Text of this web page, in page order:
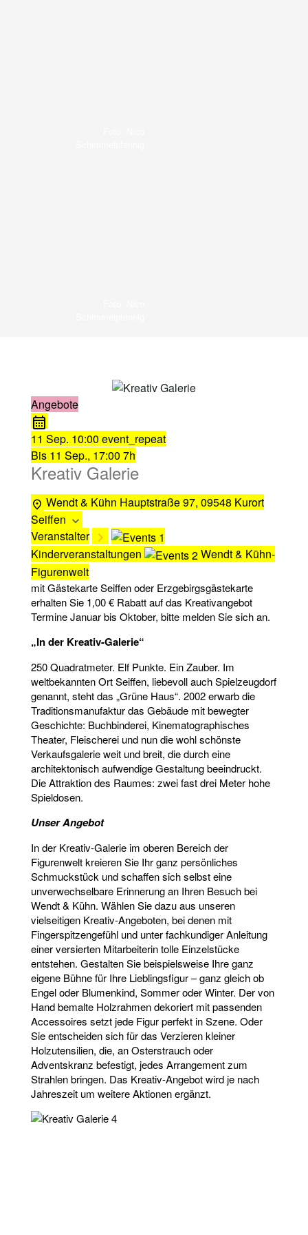
Angebote
11 Sep. 10:00 event_repeat
Bis 11 Sep., 17:00 7h
Kreativ Galerie
Wendt & Kühn Hauptstraße 97, 09548 Kurort
Seiffen
Veranstalter
Kinderveranstaltungen
Wendt & Kühn-
Figurenwelt
mit Gästekarte Seiffen oder Erzgebirgsgästekarte
erhalten Sie 1,00 € Rabatt auf das Kreativangebot
Termine Januar bis Oktober, bitte melden Sie sich an.
„In der Kreativ-Galerie“
250 Quadratmeter. Elf Punkte. Ein Zauber. Im
weltbekannten Ort Seiffen, liebevoll auch Spielzeugdorf
genannt, steht das „Grüne Haus“. 2002 erwarb die
Traditionsmanufaktur das Gebäude mit bewegter
Geschichte: Buchbinderei, Kinematographisches
Theater, Fleischerei und nun die wohl schönste
Verkaufsgalerie weit und breit, die durch eine
architektonisch aufwendige Gestaltung beeindruckt.
Die Attraktion des Raumes: zwei fast drei Meter hohe
Spieldosen.
Unser Angebot
In der Kreativ-Galerie im oberen Bereich der
Figurenwelt kreieren Sie Ihr ganz persönliches
Schmuckstück und schaffen sich selbst eine
unverwechselbare Erinnerung an Ihren Besuch bei
Wendt & Kühn. Wählen Sie dazu aus unseren
vielseitigen Kreativ-Angeboten, bei denen mit
Fingerspitzengefühl und unter fachkundiger Anleitung
einer versierten Mitarbeiterin tolle Einzelstücke
entstehen. Gestalten Sie beispielsweise Ihre ganz
eigene Bühne für Ihre Lieblingsfigur – ganz gleich ob
Engel oder Blumenkind, Sommer oder Winter. Der von
Hand bemalte Holzrahmen dekoriert mit passenden
Accessoires setzt jede Figur perfekt in Szene. Oder
Sie entscheiden sich für das Verzieren kleiner
Holzutensilien, die, an Osterstrauch oder
Adventskranz befestigt, jedes Arrangement zum
Strahlen bringen. Das Kreativ-Angebot wird je nach
Jahreszeit um weitere Aktionen ergänzt.